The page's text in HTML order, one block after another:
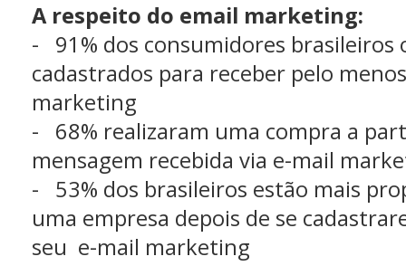
A respeito do email marketing:
- 91% dos consumidores brasileiros
cadastrados para receber pelo
marketing
- 68% realizaram uma compra a
mensagem recebida via e-mail
- 53% dos brasileiros estão mais
uma empresa depois de se
seu e-mail marketing